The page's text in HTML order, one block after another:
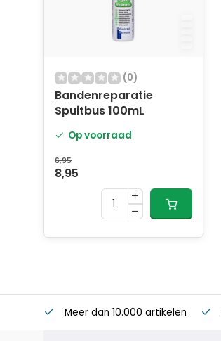
(0)
Bandenreparatie
Spuitbus 100mL
Op voorraad
6,95
8,95
Meer dan 10.000 artikelen